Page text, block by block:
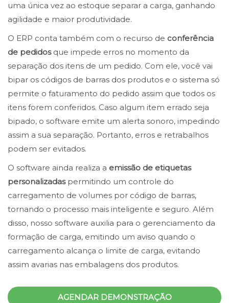
uma única vez ao estoque separar a carga, ganhando
agilidade e maior produtividade.
O ERP conta também com o recurso de conferência
de pedidosque impede erros no momento da
separação dos itens de um pedido. Com ele, você vai
bipar os códigos de barras dos produtos e o sistema só
permite o faturamento do pedido assim que todos os
itens forem conferidos. Caso algum item errado seja
bipado, o software emite um alerta sonoro, impedindo
assim a sua separação. Portanto, erros e retrabalhos
podem ser evitados.
O software ainda realiza a emissão de etiquetas
personalizadaspermitindo um controle do
carregamento de volumes por código de barras,
tornando o processo mais inteligente e seguro. Além
disso, nosso software auxilia para o gerenciamento da
formação de carga, emitindo um aviso quando o
carregamento alcança o limite de carga, evitando
assim avarias nas embalagens dos produtos.
AGENDAR DEMONSTRAÇÃO